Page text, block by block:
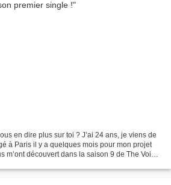
en dire plus sur toi ? J’ai 24 ans, je viens de
à Paris il y a quelques mois pour mon projet
m’ont découvert dans la saison 9 de The Voice